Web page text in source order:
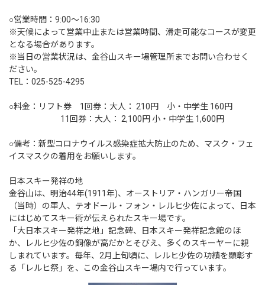
○営業時間：9:00〜16:30
※天候によって営業中止または営業時間、滑走可能なコースが変更
となる場合があります。
※当日の営業状況は、金谷山スキー場管理所までお問い合わせく
ださい。
TEL：025-525-4295
○料金：リフト券 1回券：大人： 210円 小・中学生 160円
11回券：大人： 2,100円 小・中学生 1,600円
○備考：新型コロナウイルス感染症拡大防止のため、マスク・フェ
イスマスクの着用をお願いします。
日本スキー発祥の地
金谷山は、明治44年(1911年)、オーストリア・ハンガリー帝国
（当時）の軍人、テオドール・フォン・レルヒ少佐によって、日本
にはじめてスキー術が伝えられたスキー場です。
「大日本スキー発祥之地」記念碑、日本スキー発祥記念館のほ
か、レルヒ少佐の銅像が高だかとそびえ、多くのスキーヤーに親
しまれています。毎年、2月上旬頃に、レルヒ少佐の功績を顕彰す
る「レルヒ祭」を、この金谷山スキー場内で行っています。